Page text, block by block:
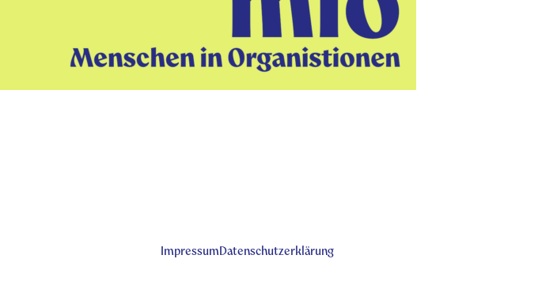
ImpressumDatenschutzerklärung